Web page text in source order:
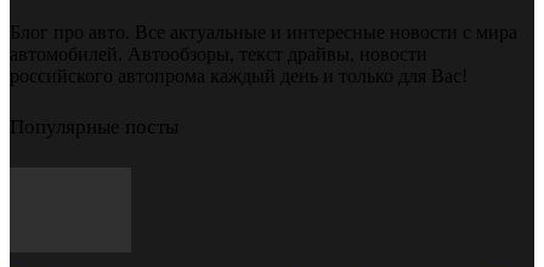
Блог про авто. Все актуальные и интересные новости с мира
автомобилей. Автообзоры, текст драйвы, новости
российского автопрома каждый день и только для Вас!
Популярные посты